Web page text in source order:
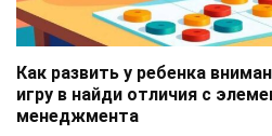
Как развить у ребенка
игру в найди отличия с
менеджмента